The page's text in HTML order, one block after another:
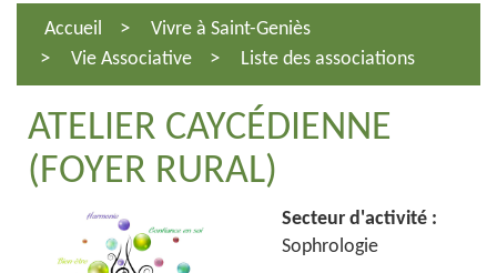
Accueil
Vivre à Saint-Geniès
Vie Associative
Liste des associations
ATELIER CAYCÉDIENNE
(FOYER RURAL)
Secteur d'activité :
Sophrologie